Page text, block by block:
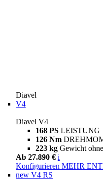
Diavel
V4
Diavel V4
168 PS LEISTUNG
126 Nm
223 kg Gewicht
Ab 27.890 € i
Konfigurieren MEHR
new V4 RS